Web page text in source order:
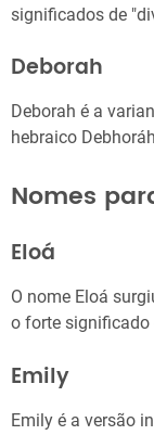
significados de
Deborah
Deborah é a
hebraico
Nomes
Eloá
O nome Eloá
o forte significado
Emily
Emily é a versão